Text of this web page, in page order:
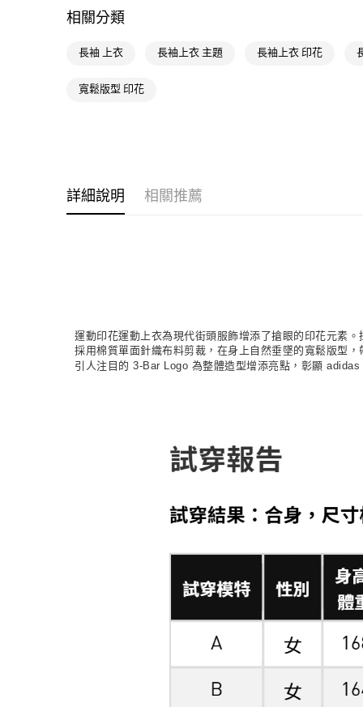
相關分類
長袖 上衣 長袖上衣 主題 長袖上衣 印花
寬鬆版型 印花
詳細說明 相關推薦
運動印花運動上衣為現代街頭服飾增添了搶眼的印花元素
採用棉質單面針織布料剪裁，在身上自然垂墜的寬鬆版型
引人注目的 3-Bar Logo 為整體造型增添亮點，彰顯